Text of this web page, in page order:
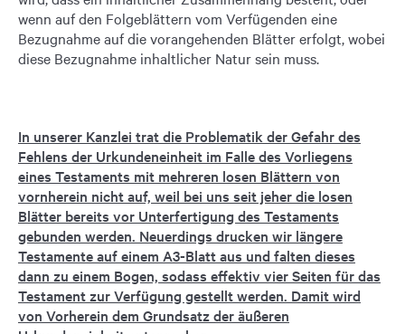
wenn auf den Folgeblättern vom Verfügenden eine
Bezugnahme auf die vorangehenden Blätter erfolgt, wobei
diese Bezugnahme inhaltlicher Natur sein muss.
In unserer Kanzlei trat die Problematik der Gefahr des
Fehlens der Urkundeneinheit im Falle des Vorliegens
eines Testaments mit mehreren losen Blättern von
vornherein nicht auf, weil bei uns seit jeher die losen
Blätter bereits vor Unterfertigung des Testaments
gebunden werden. Neuerdings drucken wir längere
Testamente auf einem A3-Blatt aus und falten dieses
dann zu einem Bogen, sodass effektiv vier Seiten für das
Testament zur Verfügung gestellt werden. Damit wird
von Vorherein dem Grundsatz der äußeren